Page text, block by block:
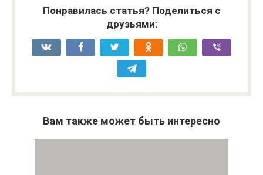
Понравилась статья? Поделиться с
друзьями:
Вам также может быть интересно